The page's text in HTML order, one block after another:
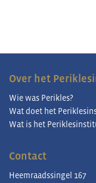
Over het
Wie was Perikles?
Wat doet het
Wat is het
Contact
Heemraadssingel 167